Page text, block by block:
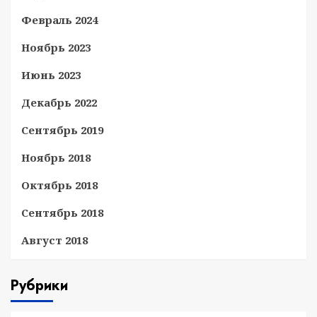
Февраль 2024
Ноябрь 2023
Июнь 2023
Декабрь 2022
Сентябрь 2019
Ноябрь 2018
Октябрь 2018
Сентябрь 2018
Август 2018
Рубрики